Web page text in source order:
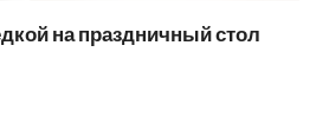
на праздничный стол